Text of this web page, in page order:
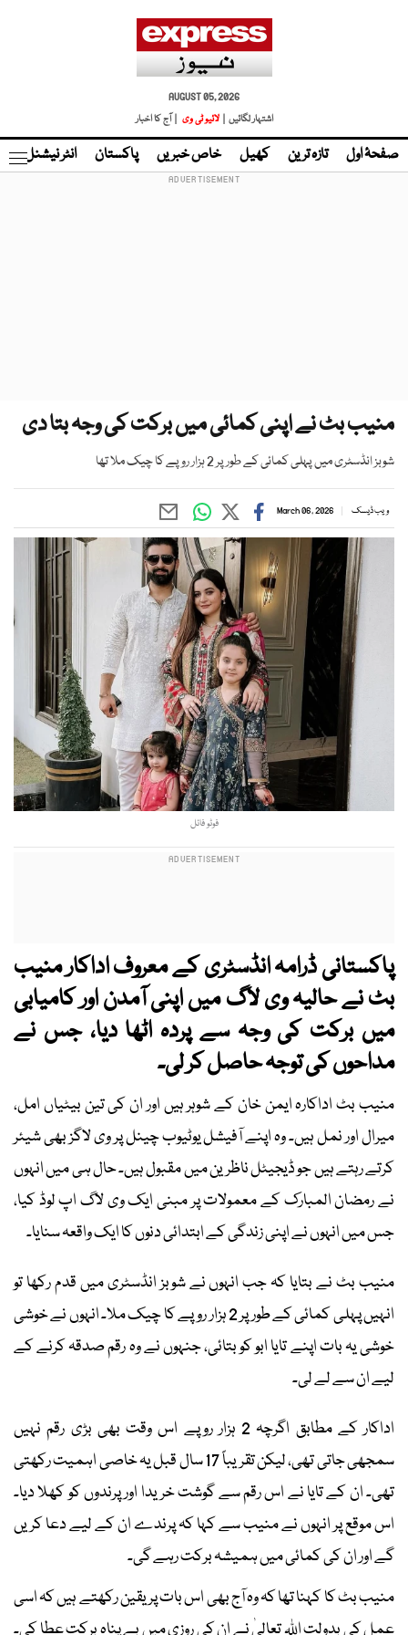
AUGUST 05, 2026
اشتہار لگائیں |
لائیو ٹی وی | آج کا اخبار
صفحۂ اول تازہ ترین کھیل خاص خبریں پاکستان انٹر نیشنل
منیب بٹ نے اپنی کمائی میں برکت کی وجہ بتا دی
شوبز انڈسٹری میں پہلی کمائی کے طور پر 2 ہزار روپے کا چیک ملا تھا
ویب ڈیسک March 06, 2026
فوٹو فائل
پاکستانی ڈرامہ انڈسٹری کے معروف اداکار منیب
بٹ نے حالیہ وی لاگ میں اپنی آمدن اور کامیابی
میں برکت کی وجہ سے پردہ اٹھا دیا، جس نے
مداحوں کی توجہ حاصل کر لی۔
منیب بٹ اداکارہ ایمن خان کے شوہر ہیں اور ان کی تین بیٹیاں امل،
میرال اور نمل ہیں۔ وہ اپنے آفیشل یوٹیوب چینل پر وی لاگز بھی شیئر
کرتے رہتے ہیں جو ڈیجیٹل ناظرین میں مقبول ہیں۔ حال ہی میں انہوں
نے رمضان المبارک کے معمولات پر مبنی ایک وی لاگ اپ لوڈ کیا،
جس میں انہوں نے اپنی زندگی کے ابتدائی دنوں کا ایک واقعہ سنایا۔
منیب بٹ نے بتایا کہ جب انہوں نے شوبز انڈسٹری میں قدم رکھا تو
انہیں پہلی کمائی کے طور پر 2 ہزار روپے کا چیک ملا۔ انہوں نے خوشی
خوشی یہ بات اپنے تایا ابو کو بتائی، جنہوں نے وہ رقم صدقہ کرنے کے
لیے ان سے لے لی۔
اداکار کے مطابق اگرچہ 2 ہزار روپے اس وقت بھی بڑی رقم نہیں
سمجھی جاتی تھی، لیکن تقریباً 17 سال قبل یہ خاصی اہمیت رکھتی
تھی۔ ان کے تایا نے اس رقم سے گوشت خریدا اور پرندوں کو کھلا دیا۔
اس موقع پر انہوں نے منیب سے کہا کہ پرندے ان کے لیے دعا کریں
گے اور ان کی کمائی میں ہمیشہ برکت رہے گی۔
منیب بٹ کا کہنا تھا کہ وہ آج بھی اس بات پر یقین رکھتے ہیں کہ اسی
عمل کی بدولت اللہ تعالیٰ نے ان کی روزی میں بے پناہ برکت عطا کی۔